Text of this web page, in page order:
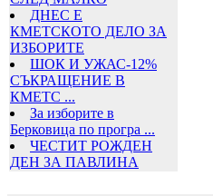
ДНЕС Е
КМЕТСКОТО ДЕЛО ЗА
ИЗБОРИТЕ
ШОК И УЖАС-12%
СЪКРАЩЕНИЕ В
КМЕТС ...
За изборите в
Берковица по програ ...
ЧЕСТИТ РОЖДЕН
ДЕН ЗА ПАВЛИНА